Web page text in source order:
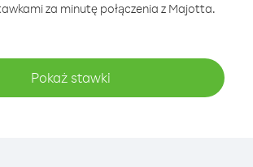
za minutę połączenia z Majotta.
Pokaż stawki